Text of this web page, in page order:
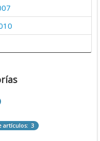
artículos: 3